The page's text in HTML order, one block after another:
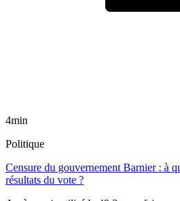
4min
Politique
Censure du gouvernement Barnier : à
résultats du vote ?